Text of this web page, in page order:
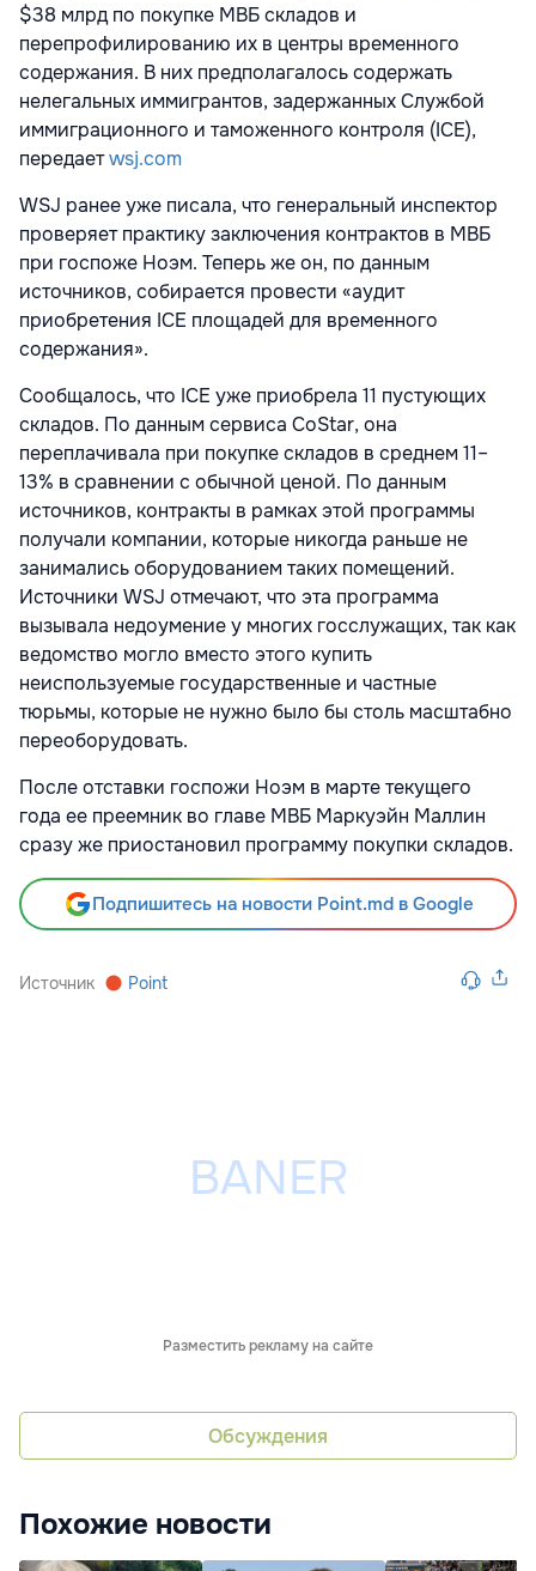
$38 млрд по покупке МВБ складов и
перепрофилированию их в центры временного
содержания. В них предполагалось содержать
нелегальных иммигрантов, задержанных Службой
иммиграционного и таможенного контроля (ICE),
передаетwsj.com
WSJ ранее уже писала, что генеральный инспектор
проверяет практику заключения контрактов в МВБ
при госпоже Ноэм. Теперь же он, по данным
источников, собирается провести «аудит
приобретения ICE площадей для временного
содержания».
Сообщалось, что ICE уже приобрела 11 пустующих
складов. По данным сервиса CoStar, она
переплачивала при покупке складов в среднем 11–
13% в сравнении с обычной ценой. По данным
источников, контракты в рамках этой программы
получали компании, которые никогда раньше не
занимались оборудованием таких помещений.
Источники WSJ отмечают, что эта программа
вызывала недоумение у многих госслужащих, так как
ведомство могло вместо этого купить
неиспользуемые государственные и частные
тюрьмы, которые не нужно было бы столь масштабно
переоборудовать.
После отставки госпожи Ноэм в марте текущего
года ее преемник во главе МВБ Маркуэйн Маллин
сразу же приостановил программу покупки складов.
Подпишитесь на новости Point.md в Google
Источник Point
Разместить рекламу на сайте
Обсуждения
Похожие новости